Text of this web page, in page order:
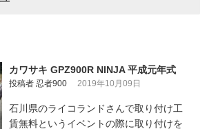
カワサキ GPZ900R NINJA 平成元年式
投稿者 忍者900 2019年10月09日
石川県のライコランドさんで取り付け工
賃無料というイベントの際に取り付けを